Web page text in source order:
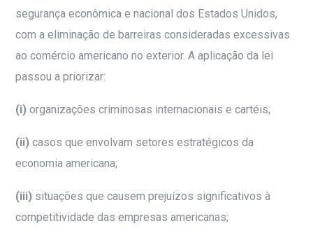
segurança econômica e nacional dos Estados Unidos,
com a eliminação de barreiras consideradas excessivas
ao comércio americano no exterior. A aplicação da lei
passou a priorizar:
(i) organizações criminosas internacionais e cartéis;
(ii) casos que envolvam setores estratégicos da
economia americana;
(iii) situações que causem prejuízos significativos à
competitividade das empresas americanas;